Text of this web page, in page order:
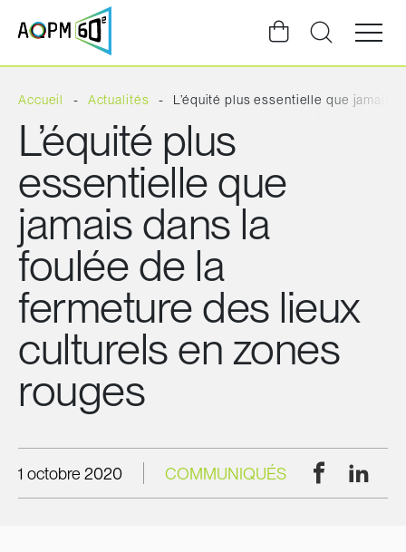
Ouvrir
la
du
Accueil Actualités L’équité plus essentielle que jamais
L’équité plus
essentielle que
jamais dans la
foulée de la
fermeture des lieux
culturels en zones
rouges
1 octobre 2020 COMMUNIQUÉS Facebook